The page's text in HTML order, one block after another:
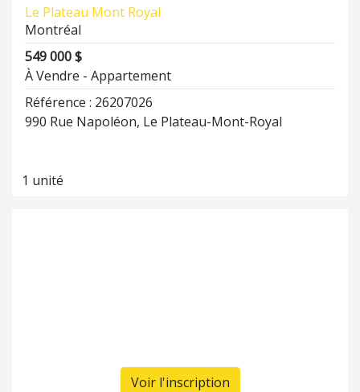
Le Plateau Mont Royal
Montréal
549 000 $
À Vendre - Appartement
Référence : 26207026
990 Rue Napoléon, Le Plateau-Mont-Royal
1 unité
Voir l'inscription